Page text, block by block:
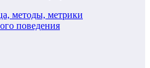
методы, метрики
поведения